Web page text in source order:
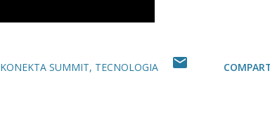
KONEKTA SUMMIT TECNOLOGIA